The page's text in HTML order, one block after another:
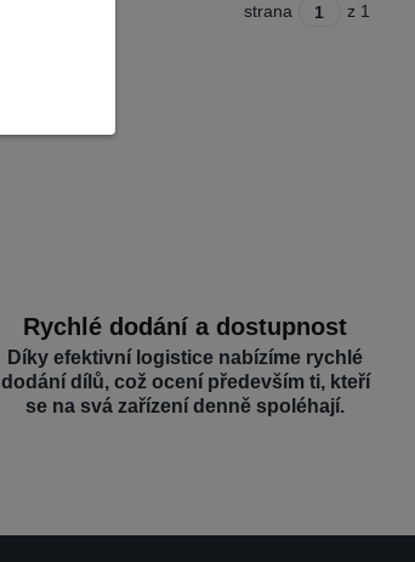
strana z 1
Rychlé dodání a dostupnost
Díky efektivní logistice nabízíme rychlé
dodání dílů, což ocení především ti, kteří
se na svá zařízení denně spoléhají.